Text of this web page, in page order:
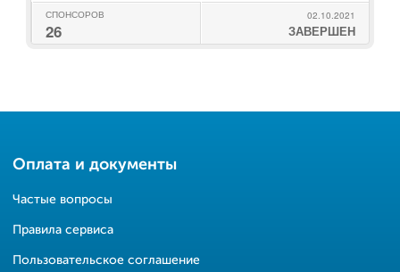
СПОНСОРОВ
26
02.10.2021
ЗАВЕРШЕН
Оплата и документы
Частые вопросы
Правила сервиса
Пользовательское соглашение